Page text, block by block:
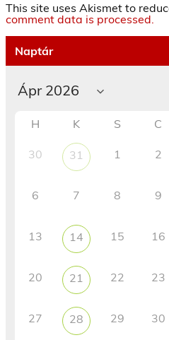
This site uses Akismet to
comment data is processed.
Naptár
H K S C
30 31 1 2
6 7 8 9
13 14 15 16
20 21 22 23
27 28 29 30